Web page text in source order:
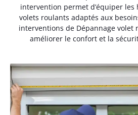
intervention permet d’équiper les
volets roulants adaptés aux
interventions de Dépannage
améliorer le confort et la